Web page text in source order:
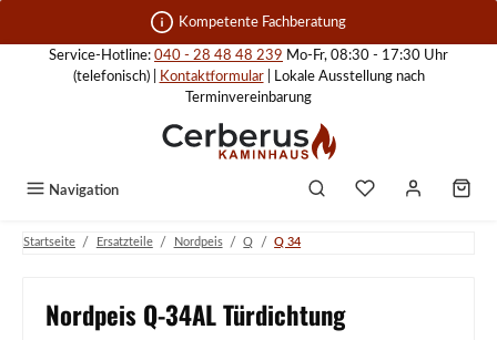
Zum Hauptinhalt springen Kompetente Fachberatung
Service-Hotline: 040 - 28 48 48 239 Mo-Fr, 08:30 - 17:30 Uhr
(telefonisch) |
Kontaktformular| Lokale Ausstellung nach
Terminvereinbarung
Navigation
Startseite / Ersatzteile / Nordpeis / Q / Q 34
Nordpeis Q-34AL Türdichtung